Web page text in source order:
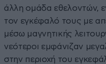
άλλη ομάδα εθελοντών,
τον εγκέφαλό τους με
μέσω μαγνητικής
νεότεροι εμφάνιζαν
στην περιοχή του